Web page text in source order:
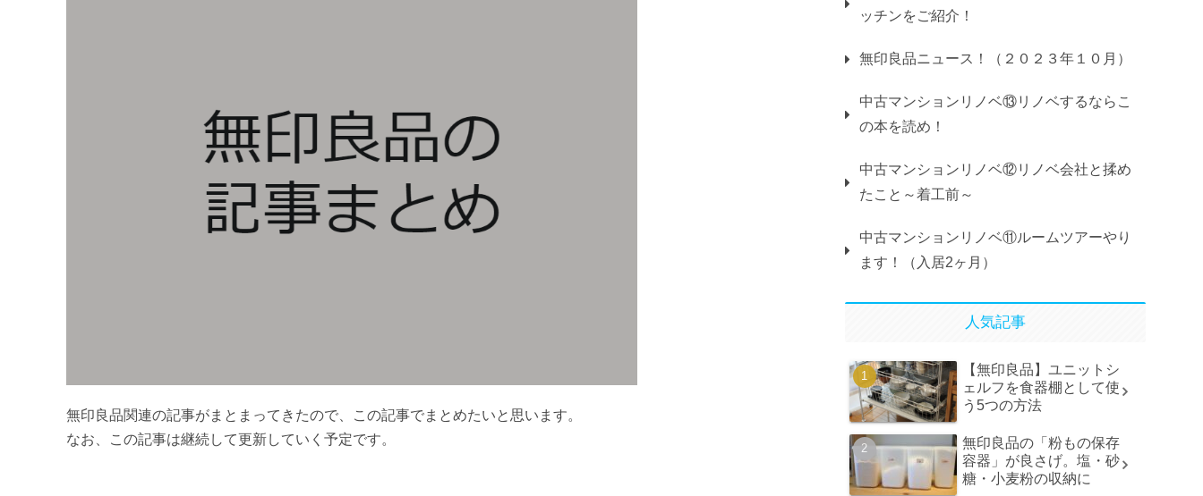
無印良品関連の記事がまとまってきたので、この記事でまとめたいと思います。
なお、この記事は継続して更新していく予定です。
ッチンをご紹介！
無印良品ニュース！（２０２３年１０月）
中古マンションリノベ⑬リノベするならこ
の本を読め！
中古マンションリノベ⑫リノベ会社と揉め
たこと～着工前～
中古マンションリノベ⑪ルームツアーやり
ます！（入居2ヶ月）
人気記事
【無印良品】ユニットシ
ェルフを食器棚として使
う5つの方法
無印良品の「粉もの保存
容器」が良さげ。塩・砂
糖・小麦粉の収納に